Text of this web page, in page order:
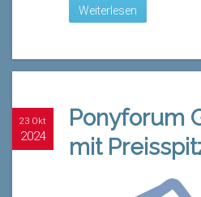
Weiterlesen
23 Okt
2024
Ponyforum
mit